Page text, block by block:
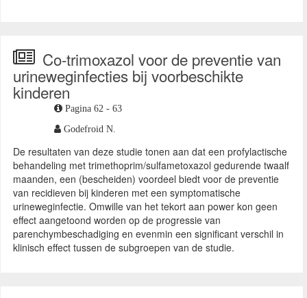
Co-trimoxazol voor de preventie van
urineweginfecties bij voorbeschikte
kinderen
Pagina 62 - 63
Godefroid N.
De resultaten van deze studie tonen aan dat een profylactische
behandeling met trimethoprim/sulfametoxazol gedurende twaalf
maanden, een (bescheiden) voordeel biedt voor de preventie
van recidieven bij kinderen met een symptomatische
urineweginfectie. Omwille van het tekort aan power kon geen
effect aangetoond worden op de progressie van
parenchymbeschadiging en evenmin een significant verschil in
klinisch effect tussen de subgroepen van de studie.